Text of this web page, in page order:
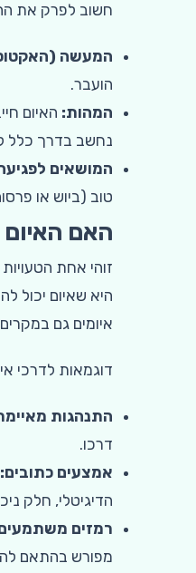
חשוב לפרק את
המעשה
הועבר.
המהות: האיום
נחשב בדרך כלל
המושאים
טוב (ביוש או
האם האיום
זוהי אחת
היא שאיום יכול
איומים גם
דוגמאות לדרכי
התנהגות
דרכו.
אמצעים כתובים:
הדיגיטלי, חלק
רמזים
מפורש בהתאם